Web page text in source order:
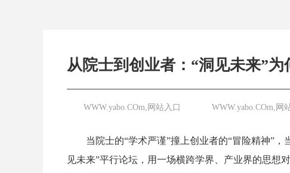
从院士到创业者：“洞见未来”
WWW.yabo.COm,网站入口 WWW.yabo.COm,网
当院士的“学术严谨”撞上创业者的“冒险精神”
见未来”平行论坛，用一场横跨学界、产业界的思想